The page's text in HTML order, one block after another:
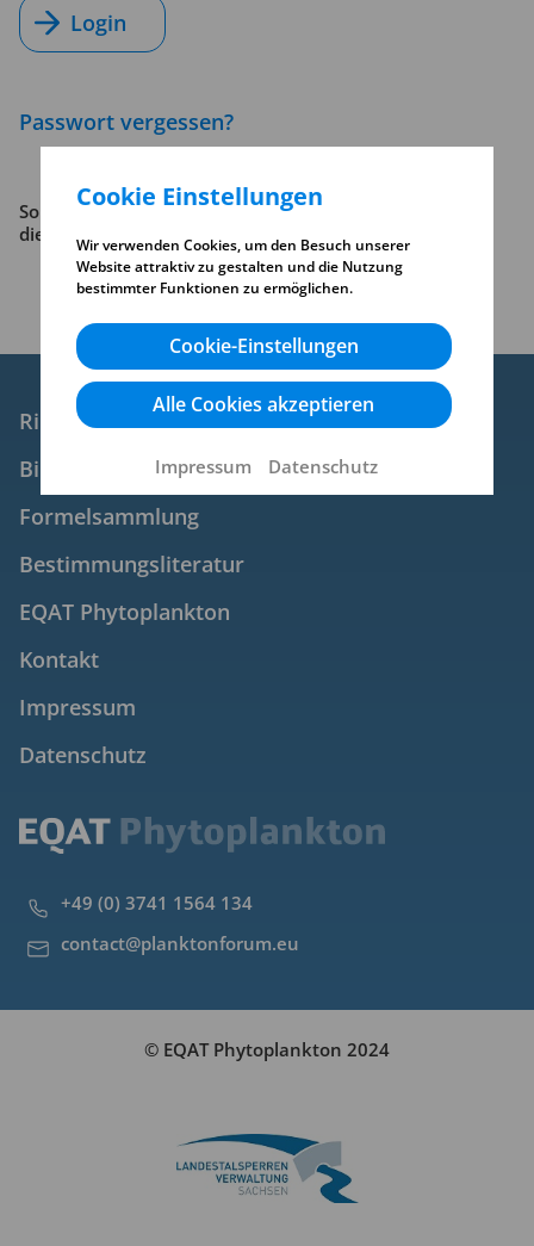
Login
Passwort vergessen?
Sollten Ihnen keine Logindaten vorliegen, können Sie
diese
hier anfordern.
Ringversuch
Bilddatenbank
Formelsammlung
Bestimmungsliteratur
EQAT Phytoplankton
Kontakt
Impressum
Datenschutz
+49 (0) 3741 1564 134
contact@planktonforum.eu
© EQAT Phytoplankton 2024
Cookie Einstellungen
Wir verwenden Cookies, um den Besuch unserer
Website attraktiv zu gestalten und die Nutzung
bestimmter Funktionen zu ermöglichen.
Cookie-Einstellungen
Alle Cookies akzeptieren
Impressum Datenschutz